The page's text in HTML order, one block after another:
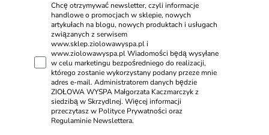
Chcę otrzymywać newsletter, czyli informacje
handlowe o promocjach w sklepie, nowych
artykułach na blogu, nowych produktach i usługach
związanych z serwisem
www.sklep.ziolowawyspa.pl i
www.ziolowawyspa.pl Wiadomości będą wysyłane
w celu marketingu bezpośredniego do realizacji,
którego zostanie wykorzystany podany przeze mnie
adres e-mail. Administratorem danych będzie
ZIOŁOWA WYSPA Małgorzata Kaczmarczyk z
siedzibą w Skrzydlnej. Więcej informacji
przeczytasz w Polityce Prywatności oraz
Regulaminie Newslettera.